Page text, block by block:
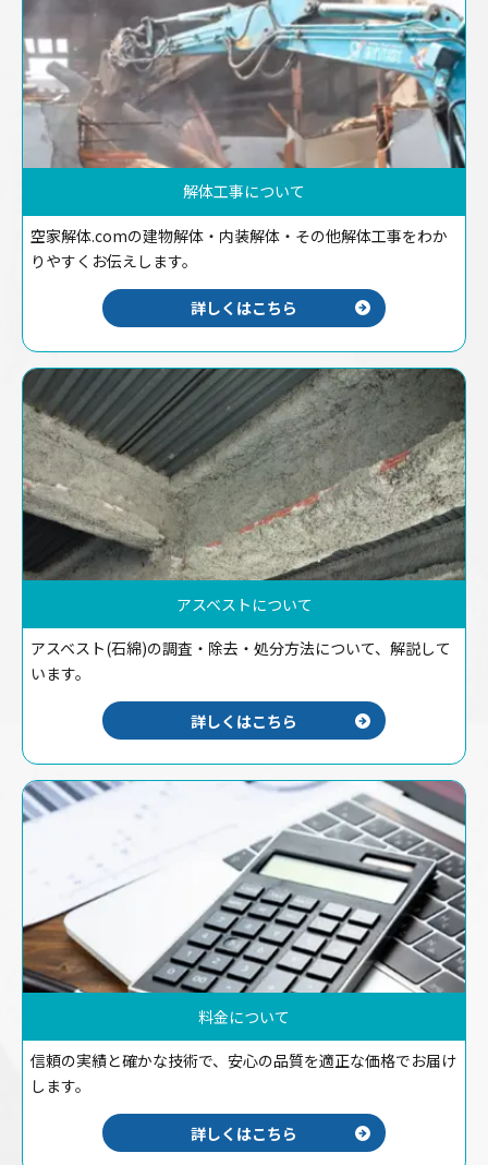
解体工事について
空家解体.comの建物解体・内装解体・その他解体工事をわか
りやすくお伝えします。
詳しくはこちら
アスベストについて
アスベスト(石綿)の調査・除去・処分方法について、解説して
います。
詳しくはこちら
料金について
信頼の実績と確かな技術で、安心の品質を適正な価格でお届け
します。
詳しくはこちら